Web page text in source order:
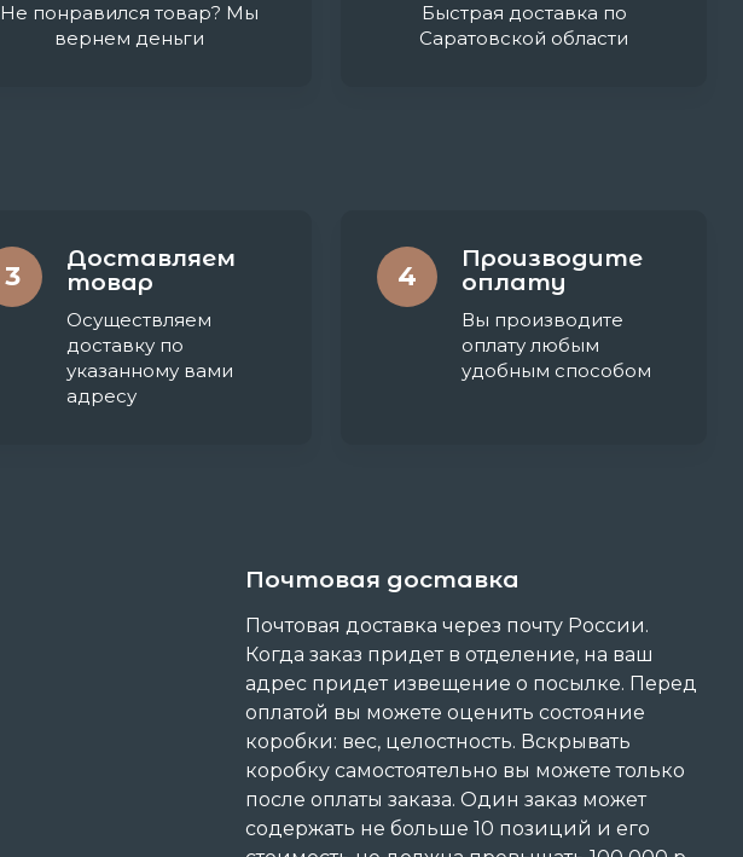
Не понравился товар? Мы
вернем деньги
Быстрая доставка по
Саратовской области
3
Доставляем
товар
Осуществляем
доставку по
указанному вами
адресу
4
Производите
оплату
Вы производите
оплату любым
удобным способом
Почтовая доставка
Почтовая доставка через почту России.
Когда заказ придет в отделение, на ваш
адрес придет извещение о посылке. Перед
оплатой вы можете оценить состояние
коробки: вес, целостность. Вскрывать
коробку самостоятельно вы можете только
после оплаты заказа. Один заказ может
содержать не больше 10 позиций и его